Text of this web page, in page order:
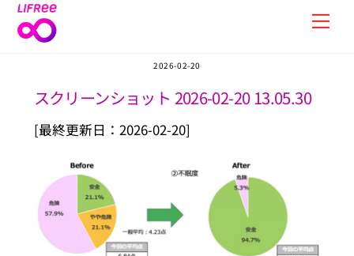
Skip
2026-02-20
スクリーンショット 2026-02-20 13.05.30
[最終更新日：2026-02-20]